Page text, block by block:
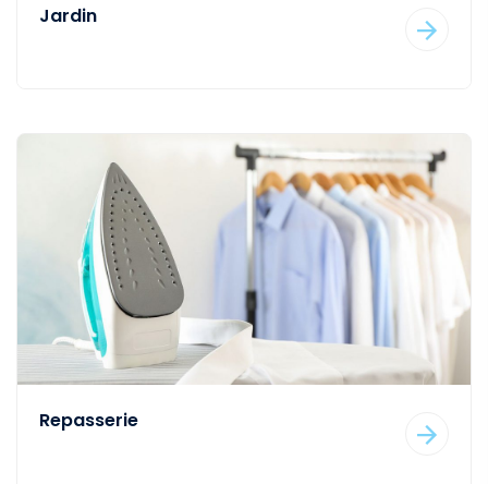
Jardin
Repasserie